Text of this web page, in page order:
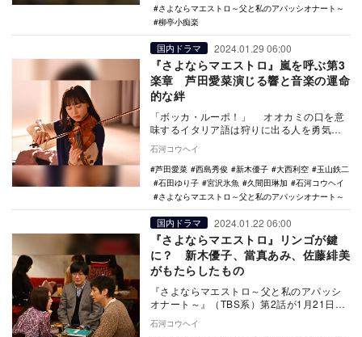
さよならマエストロ～父と私のアパッシオナート～
柳亭小痴楽
国内ドラマ 2024.01.29 06:00
『さよならマエストロ』嵐を呼ぶ第3
楽章 芦田愛菜演じる響と音楽の運命
的な絆
「ボッカ・ルーポ！」 オオカミの口を意
味するイタリア語は狩りに出る人を勇気づ
た。『さよな…
石河コウヘイ
芦田愛菜
西島秀俊 新木優子 大西利空
玉山鉄二
石田ゆり子
宮沢氷魚 久間田琳加
石河コウヘイ
さよならマエストロ～父と私のアパッシオナート～
国内ドラマ 2024.01.22 06:00
『さよならマエストロ』リンゴが鍵
に？ 新木優子、當真あみ、佐藤緋美
がもたらしたもの
『さよならマエストロ～父と私のアパッシ
オナート～』（TBS系）第2話が1月21日に
島秀俊）…
石河コウヘイ